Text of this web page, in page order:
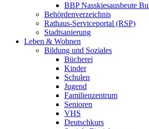
BBP Nasskiesausbeute
Behördenverzeichnis
Rathaus-Serviceportal (RSP)
Stadtsanierung
Leben & Wohnen
Bildung und Soziales
Bücherei
Kinder
Schulen
Jugend
Familienzentrum
Senioren
VHS
Deutschkurs